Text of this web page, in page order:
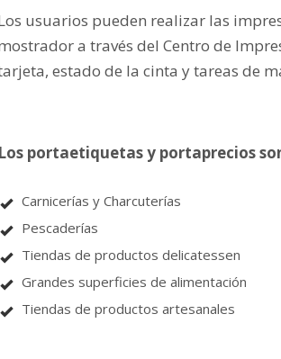
usuarios pueden realizar las
a través del Centro de
estado de la cinta y tareas de
portaetiquetas y portaprecios
Carnicerías y Charcuterías
Pescaderías
Tiendas de productos delicatessen
Grandes superficies de alimentación
Tiendas de productos artesanales